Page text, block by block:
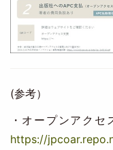
(参考）
・オープンアクセ
https://